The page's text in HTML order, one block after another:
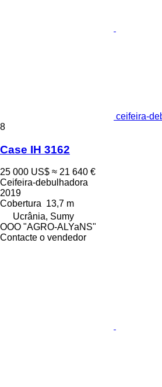
ceifeira-
8
Case IH 3162
25 000 US$ ≈ 21 640 €
Ceifeira-debulhadora
2019
Cobertura 13,7 m
Ucrânia, Sumy
OOO "AGRO-ALYaNS"
Contacte o vendedor